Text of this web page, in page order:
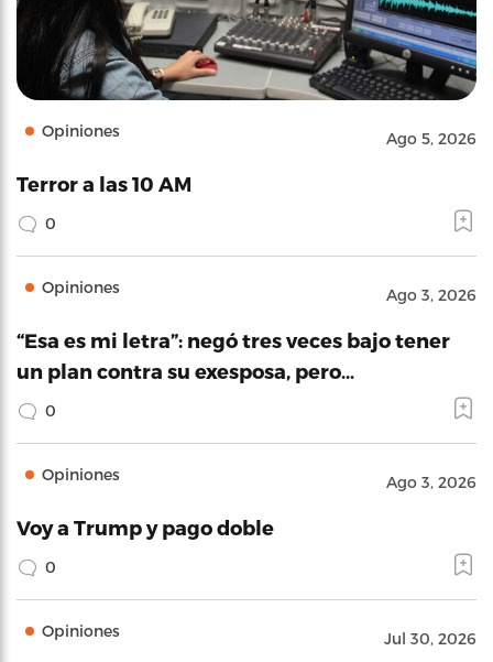
Opiniones Ago 5, 2026
Terror a las 10 AM
0
Opiniones Ago 3, 2026
“Esa es mi letra”: negó tres veces bajo tener
un plan contra su exesposa, pero…
0
Opiniones Ago 3, 2026
Voy a Trump y pago doble
0
Opiniones Jul 30, 2026